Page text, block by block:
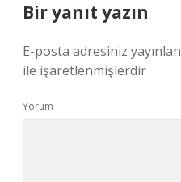
Bir yanıt yazın
E-posta adresiniz
ile işaretlenmişlerdir
Yorum